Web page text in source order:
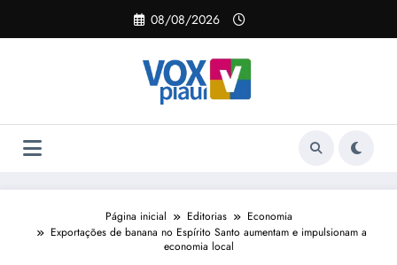
o
08/08/2026
Página inicial Editorias
Economia
Exportações de banana no Espírito Santo aumentam e impulsionam a
economia local